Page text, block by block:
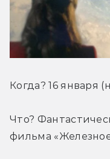
Когда? 16 января
Что?
фильма